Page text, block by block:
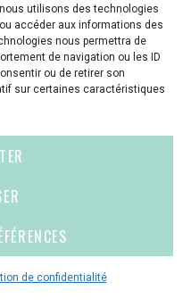
utilisons des technologies
accéder aux informations des
nous permettra de
de navigation ou les ID
ou de retirer son
sur certaines caractéristiques
de confidentialité
victime de VSS ? Ou
en besoin de soutien
Mentions
légales